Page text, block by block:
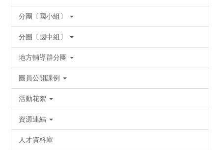
分團〔國小組〕
分團〔國中組〕
地方輔導群分團
團員公開課例
活動花絮
資源連結
人才資料庫